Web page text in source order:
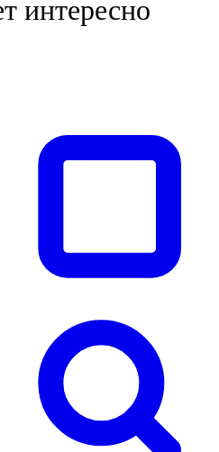
интересно